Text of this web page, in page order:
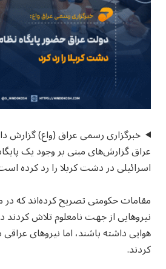
خبرگزاری رسمی عراق (واع) گزارش
عراق گزارش‌های مبنی بر وجود یک
اسرائیلی در دشت کربلا را رد کرده
مقامات حکومتی تصریح کرده‌اند که در
نیروهایی از جهت نامعلوم تلاش
هوایی داشته باشند، اما نیروهای
کردند.